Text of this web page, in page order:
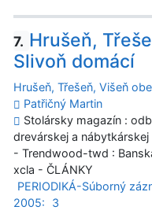
7. Hrušeň,
Slivoň domácí
Hrušeň, Třešeň, Višeň
Patřičný Martin
Stolársky magazín :
drevárskej a
- Trendwood-twd :
xcla - ČLÁNKY
PERIODIKÁ-Súborný
2005:
3